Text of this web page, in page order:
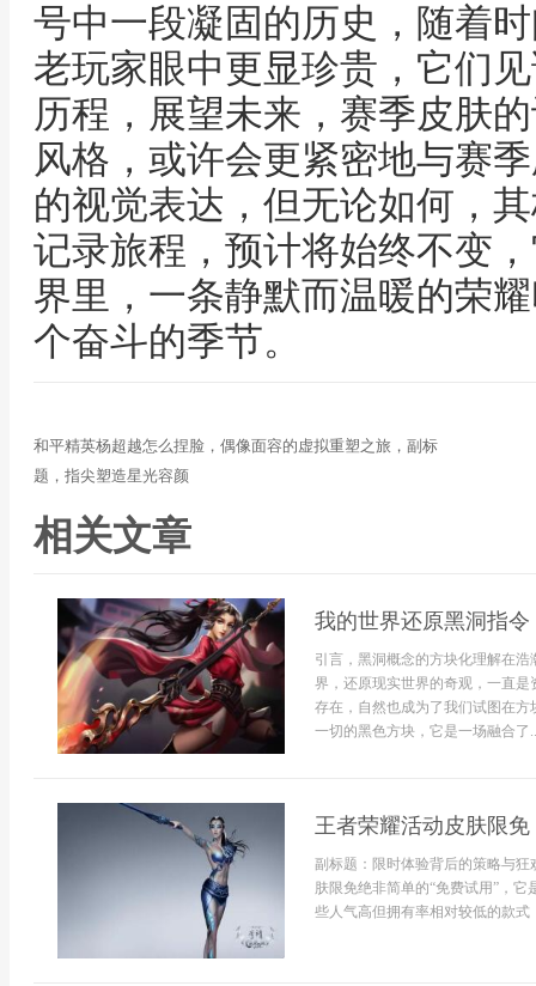
号中一段凝固的历史，随着
老玩家眼中更显珍贵，它们
历程，展望未来，赛季皮肤
风格，或许会更紧密地与赛
的视觉表达，但无论如何，
记录旅程，预计将始终不变
界里，一条静默而温暖的荣
个奋斗的季节。
和平精英杨超越怎么捏脸，偶像面容的虚拟重塑之旅，副标
题，指尖塑造星光容颜
相关文章
我的世界还原黑洞指
引言，黑洞概念的方块化理解在
界，还原现实世界的奇观，一直
存在，自然也成为了我们试图在
一切的黑色方块，它是一场融合了
王者荣耀活动皮肤限
副标题：限时体验背后的策略与
肤限免绝非简单的“免费试用”，
些人气高但拥有率相对较低的款